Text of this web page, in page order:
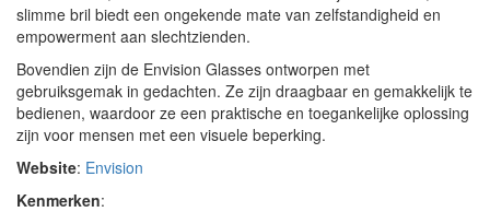
slimme bril biedt een ongekende mate van zelfstandigheid en
empowerment aan slechtzienden.
Bovendien zijn de Envision Glasses ontworpen met
gebruiksgemak in gedachten. Ze zijn draagbaar en gemakkelijk te
bedienen, waardoor ze een praktische en toegankelijke oplossing
zijn voor mensen met een visuele beperking.
Website: Envision
Kenmerken: